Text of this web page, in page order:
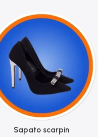
Sapato scarpin